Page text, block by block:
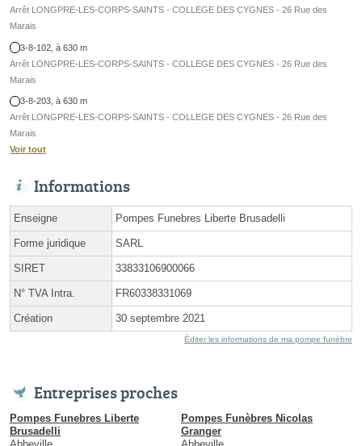
Arrêt LONGPRE-LES-CORPS-SAINTS - COLLEGE DES CYGNES - 26 Rue des
Marais
3-8-102, à 630 m
Arrêt LONGPRE-LES-CORPS-SAINTS - COLLEGE DES CYGNES - 26 Rue des
Marais
3-8-203, à 630 m
Arrêt LONGPRE-LES-CORPS-SAINTS - COLLEGE DES CYGNES - 26 Rue des
Marais
Voir tout
Informations
Enseigne Pompes Funebres Liberte Brusadelli
Forme juridique SARL
SIRET 33833106900066
N° TVA Intra. FR60338331069
Création 30 septembre 2021
Éditer les informations de ma pompe funèbre
Entreprises proches
Pompes Funebres Liberte
Brusadelli
Pompes Funèbres Nicolas
Granger